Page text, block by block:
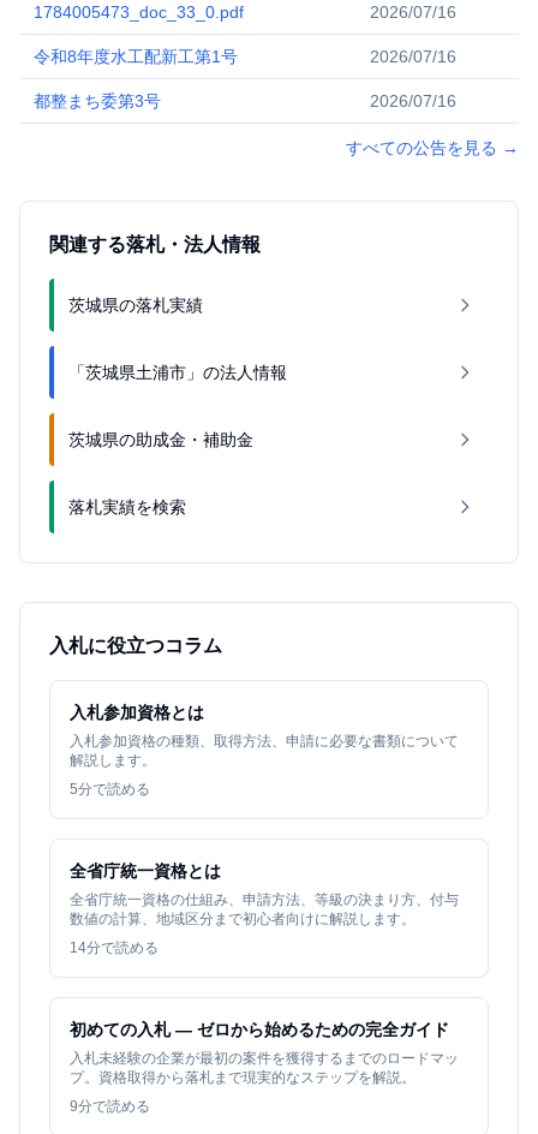
1784005473_doc_33_0.pdf 2026/07/16
令和8年度水工配新工第1号 2026/07/16
都整まち委第3号 2026/07/16
すべての公告を見る →
関連する落札・法人情報
茨城県の落札実績
「茨城県土浦市」の法人情報
茨城県の助成金・補助金
落札実績を検索
入札に役立つコラム
入札参加資格とは
入札参加資格の種類、取得方法、申請に必要な書類について
解説します。
5分で読める
全省庁統一資格とは
全省庁統一資格の仕組み、申請方法、等級の決まり方、付与
数値の計算、地域区分まで初心者向けに解説します。
14分で読める
初めての入札 — ゼロから始めるための完全ガイド
入札未経験の企業が最初の案件を獲得するまでのロードマッ
プ。資格取得から落札まで現実的なステップを解説。
9分で読める